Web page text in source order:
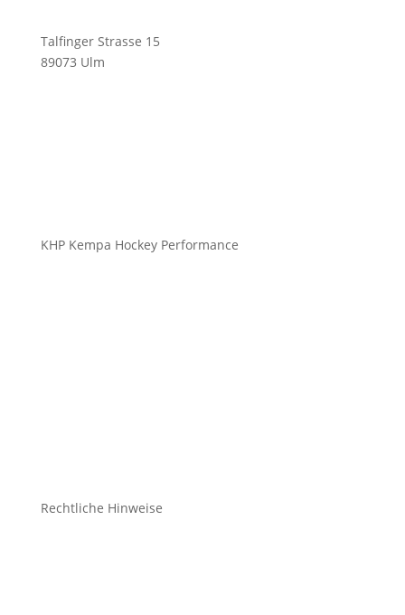
Talfinger Strasse 15
89073 Ulm
KHP Kempa Hockey Performance
Rechtliche Hinweise